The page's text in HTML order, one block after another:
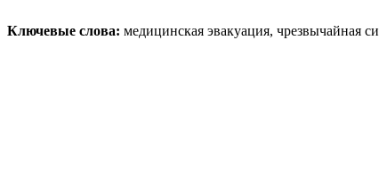
Ключевые слова: медицинская эвакуация, чрезвычайная